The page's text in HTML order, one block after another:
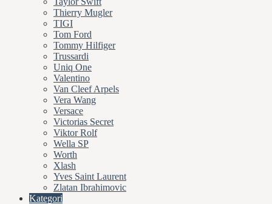
Thierry Mugler
TIGI
Tom Ford
Tommy Hilfiger
Trussardi
Uniq One
Valentino
Van Cleef Arpels
Vera Wang
Versace
Victorias Secret
Viktor Rolf
Wella SP
Worth
Xlash
Yves Saint Laurent
Zlatan Ibrahimovic
Kategori